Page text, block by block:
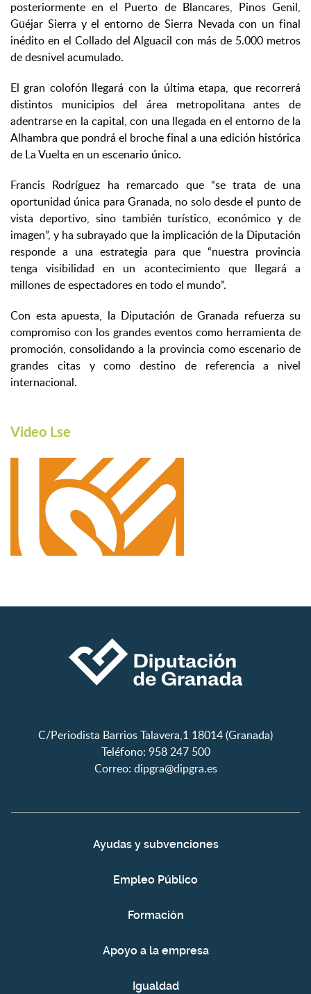
posteriormente en el Puerto de Blancares, Pinos Genil,
Güéjar Sierra y el entorno de Sierra Nevada con un final
inédito en el Collado del Alguacil con más de 5.000 metros
de desnivel acumulado.
El gran colofón llegará con la última etapa, que recorrerá
distintos municipios del área metropolitana antes de
adentrarse en la capital, con una llegada en el entorno de la
Alhambra que pondrá el broche final a una edición histórica
de La Vuelta en un escenario único.
Francis Rodríguez ha remarcado que “se trata de una
oportunidad única para Granada, no solo desde el punto de
vista deportivo, sino también turístico, económico y de
imagen”, y ha subrayado que la implicación de la Diputación
responde a una estrategia para que “nuestra provincia
tenga visibilidad en un acontecimiento que llegará a
millones de espectadores en todo el mundo”.
Con esta apuesta, la Diputación de Granada refuerza su
compromiso con los grandes eventos como herramienta de
promoción, consolidando a la provincia como escenario de
grandes citas y como destino de referencia a nivel
internacional.
Video Lse
C/Periodista Barrios Talavera,1 18014 (Granada)
Teléfono: 958 247 500
Correo: dipgra@dipgra.es
Ayudas y subvenciones
Empleo Público
Formación
Apoyo a la empresa
Igualdad